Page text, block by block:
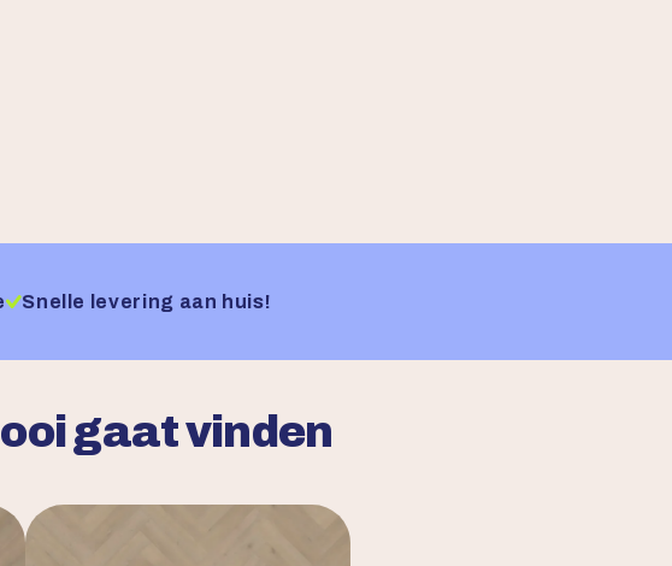
Snelle levering aan huis!
gaat vinden